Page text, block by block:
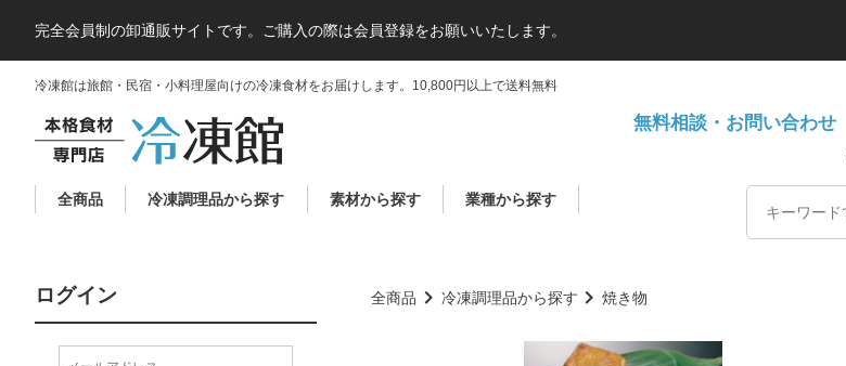
完全会員制の卸通販サイトです。ご購入の際は会員登録をお願いいたします。
冷凍館は旅館・民宿・小料理屋向けの冷凍食材をお届けします。10,800円以上で送料無料
無料相談・お問い合わせ
全商品 冷凍調理品から探す 素材から探す 業種から探す
全商品 冷凍調理品から探す 焼き物
ログイン